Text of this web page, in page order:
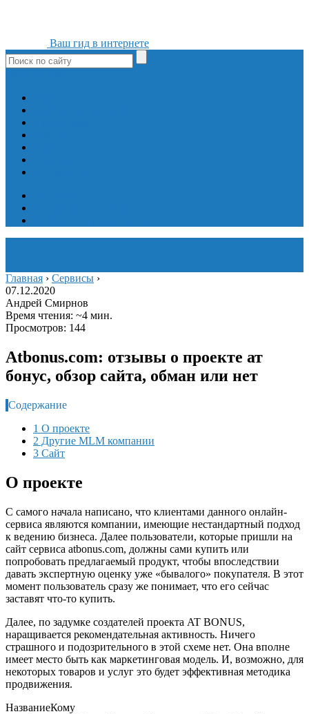
Ваш гид в интернете
Главная › Сервисы ›
07.12.2020
Андрей Смирнов
Время чтения: ~4 мин.
Просмотров: 144
Atbonus.com: отзывы о проекте ат
бонус, обзор сайта, обман или нет
Содержание
1 О проекте
2 Другие MLM компании
3 Сайт
О проекте
С самого начала написано, что клиентами данного онлайн-
сервиса являются компании, имеющие нестандартный подход
к ведению бизнеса. Далее пользователи, которые пришли на
сайт сервиса atbonus.com, должны сами купить или
попробовать предлагаемый продукт, чтобы впоследствии
давать экспертную оценку уже «бывалого» покупателя. В этот
момент пользователь сразу же понимает, что его сейчас
заставят что-то купить.
Далее, по задумке создателей проекта AT BONUS,
наращивается рекомендательная активность. Ничего
страшного и подозрительного в этой схеме нет. Она вполне
имеет место быть как маркетинговая модель. И, возможно, для
некоторых товаров и услуг это будет эффективная методика
продвижения.
НазваниеКому